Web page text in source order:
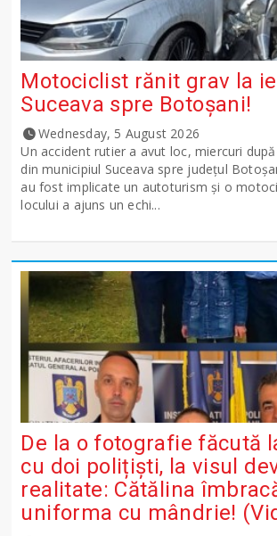
Motociclist rănit grav la
Suceava spre Botoșani!
Wednesday, 5 August 2026
Un accident rutier a avut loc, miercuri
din municipiul Suceava spre județul
au fost implicate un autoturism și o
locului a ajuns un echi...
De la o fotografie făcută
cu doi polițiști, la visul
realitate: Cătălina
uniforma cu mândrie!